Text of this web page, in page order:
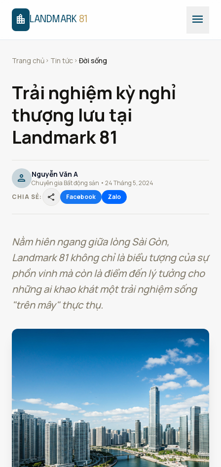
location_city LANDMARK 81 menu
Trang chủ chevron_right Tin tức chevron_right Đời sống
Trải nghiệm kỳ nghỉ
thượng lưu tại
Landmark 81
person Nguyễn Văn A
Chuyên gia Bất động sản • 24 Tháng 5, 2024
CHIA SẺ:
share Facebook Zalo
Nằm hiên ngang giữa lòng Sài Gòn,
Landmark 81 không chỉ là biểu tượng của sự
phồn vinh mà còn là điểm đến lý tưởng cho
những ai khao khát một trải nghiệm sống
"trên mây" thực thụ.